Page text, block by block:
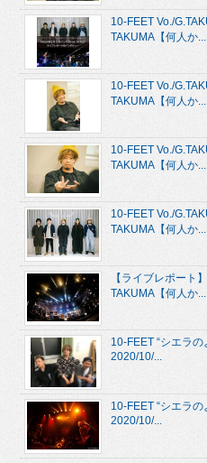
10-FEET Vo./
TAKUMA【何人か...
10-FEET Vo./
TAKUMA【何人か...
10-FEET Vo./
TAKUMA【何人か...
10-FEET Vo./
TAKUMA【何人か...
【ライブレポート
TAKUMA【何人か...
10-FEET “シエラ
2020/10/...
10-FEET “シエラ
2020/10/...